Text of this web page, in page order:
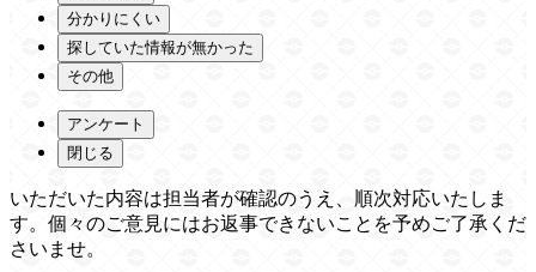
分かりにくい
探していた情報が無かった
その他
アンケート
閉じる
いただいた内容は担当者が確認のうえ、順次対応いたしま
す。個々のご意見にはお返事できないことを予めご了承くだ
さいませ。